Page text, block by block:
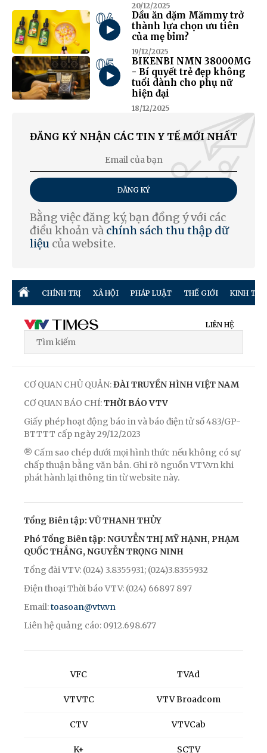
20/12/2025
04
Dầu ăn dặm Mămmy trở
thành lựa chọn ưu tiên
của mẹ bỉm?
19/12/2025
05
BIKENBI NMN 38000MG
- Bí quyết trẻ đẹp không
tuổi dành cho phụ nữ
hiện đại
18/12/2025
ĐĂNG KÝ NHẬN CÁC TIN Y TẾ MỚI NHẤT
ĐĂNG KÝ
Bằng việc đăng ký, bạn đồng ý với các
điều khoản và chính sách thu thập dữ
liệu của website.
CHÍNH TRỊ XÃ HỘI PHÁP LUẬT THẾ GIỚI KINH TẾ
LIÊN HỆ
CƠ QUAN CHỦ QUẢN:ĐÀI TRUYỀN HÌNH VIỆT NAM
CƠ QUAN BÁO CHÍ:THỜI BÁO VTV
Giấy phép hoạt động báo in và báo điện tử số 483/GP-
BTTTT cấp ngày 29/12/2023
® Cấm sao chép dưới mọi hình thức nếu không có sự
chấp thuận bằng văn bản. Ghi rõ nguồn VTV.vn khi
phát hành lại thông tin từ website này.
Tổng Biên tập: VŨ THANH THỦY
Phó Tổng Biên tập: NGUYỄN THỊ MỸ HẠNH, PHẠM
QUỐC THẮNG, NGUYỄN TRỌNG NINH
Tổng đài VTV: (024) 3.8355931; (024)3.8355932
Điện thoại Thời báo VTV: (024) 66897 897
Email:toasoan@vtv.vn
Liên hệ quảng cáo: 0912.698.677
VFC
VTVTC
CTV
K+
TVAd
VTV Broadcom
VTVCab
SCTV